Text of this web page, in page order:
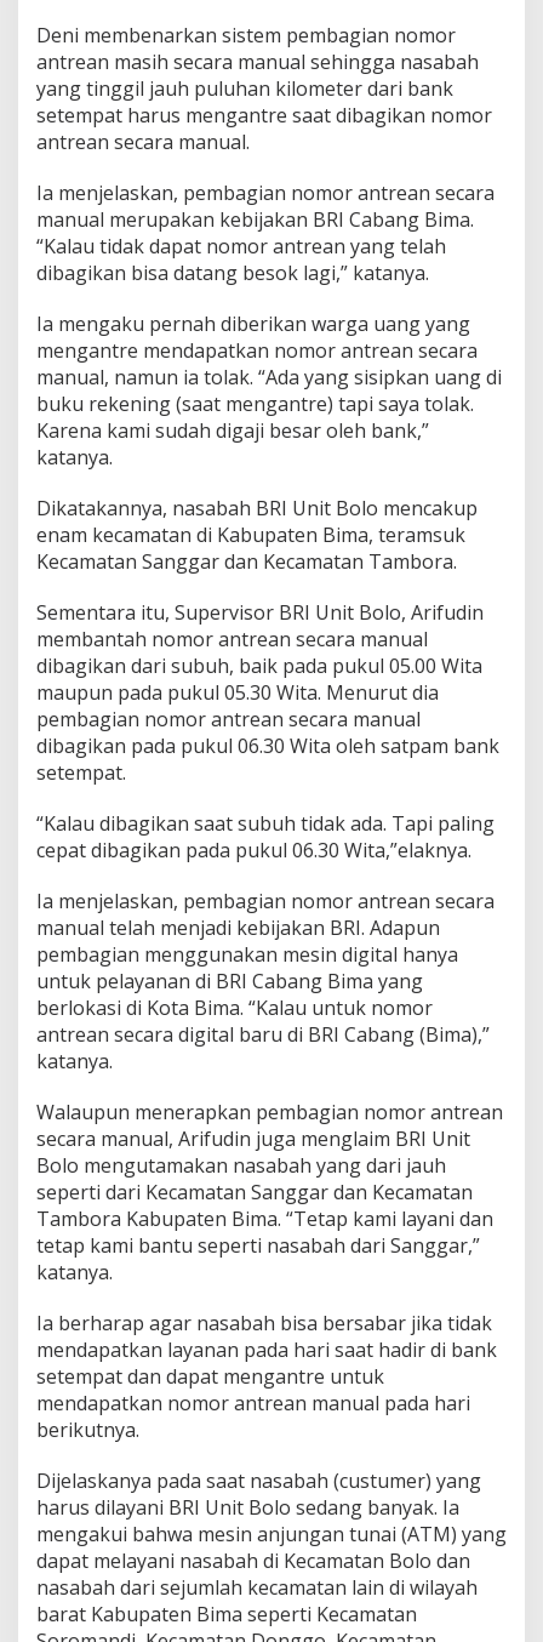
Deni membenarkan sistem pembagian nomor
antrean masih secara manual sehingga nasabah
yang tinggil jauh puluhan kilometer dari bank
setempat harus mengantre saat dibagikan nomor
antrean secara manual.
Ia menjelaskan, pembagian nomor antrean secara
manual merupakan kebijakan BRI Cabang Bima.
“Kalau tidak dapat nomor antrean yang telah
dibagikan bisa datang besok lagi,” katanya.
Ia mengaku pernah diberikan warga uang yang
mengantre mendapatkan nomor antrean secara
manual, namun ia tolak. “Ada yang sisipkan uang di
buku rekening (saat mengantre) tapi saya tolak.
Karena kami sudah digaji besar oleh bank,”
katanya.
Dikatakannya, nasabah BRI Unit Bolo mencakup
enam kecamatan di Kabupaten Bima, teramsuk
Kecamatan Sanggar dan Kecamatan Tambora.
Sementara itu, Supervisor BRI Unit Bolo, Arifudin
membantah nomor antrean secara manual
dibagikan dari subuh, baik pada pukul 05.00 Wita
maupun pada pukul 05.30 Wita. Menurut dia
pembagian nomor antrean secara manual
dibagikan pada pukul 06.30 Wita oleh satpam bank
setempat.
“Kalau dibagikan saat subuh tidak ada. Tapi paling
cepat dibagikan pada pukul 06.30 Wita,”elaknya.
Ia menjelaskan, pembagian nomor antrean secara
manual telah menjadi kebijakan BRI. Adapun
pembagian menggunakan mesin digital hanya
untuk pelayanan di BRI Cabang Bima yang
berlokasi di Kota Bima. “Kalau untuk nomor
antrean secara digital baru di BRI Cabang (Bima),”
katanya.
Walaupun menerapkan pembagian nomor antrean
secara manual, Arifudin juga menglaim BRI Unit
Bolo mengutamakan nasabah yang dari jauh
seperti dari Kecamatan Sanggar dan Kecamatan
Tambora Kabupaten Bima. “Tetap kami layani dan
tetap kami bantu seperti nasabah dari Sanggar,”
katanya.
Ia berharap agar nasabah bisa bersabar jika tidak
mendapatkan layanan pada hari saat hadir di bank
setempat dan dapat mengantre untuk
mendapatkan nomor antrean manual pada hari
berikutnya.
Dijelaskanya pada saat nasabah (custumer) yang
harus dilayani BRI Unit Bolo sedang banyak. Ia
mengakui bahwa mesin anjungan tunai (ATM) yang
dapat melayani nasabah di Kecamatan Bolo dan
nasabah dari sejumlah kecamatan lain di wilayah
barat Kabupaten Bima seperti Kecamatan